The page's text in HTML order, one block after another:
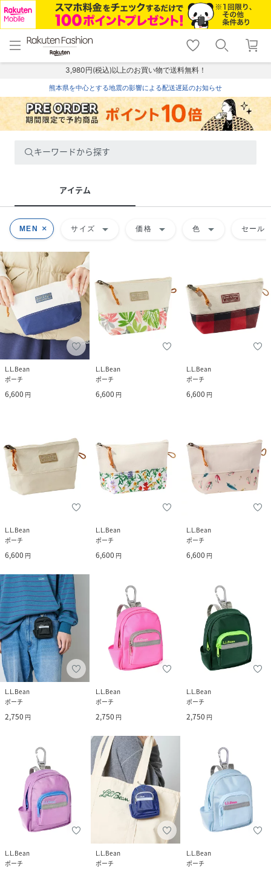
menu home
トップ
shopping_cart lock_outline
ログイン
3,980円(税込)以上のお買い物で送料無料！
熊本県を中心とする地震の影響による配送遅延のお知らせ
キーワードから探す
アイテム
MEN サイズ arrow_drop_down 価格 arrow_drop_down 色 arrow_drop_down セール
L.L.Bean
ポーチ
6,600 円
L.L.Bean
ポーチ
6,600 円
L.L.Bean
ポーチ
6,600 円
L.L.Bean
ポーチ
6,600 円
L.L.Bean
ポーチ
6,600 円
L.L.Bean
ポーチ
6,600 円
L.L.Bean
ポーチ
2,750 円
L.L.Bean
ポーチ
2,750 円
L.L.Bean
ポーチ
2,750 円
L.L.Bean
ポーチ
L.L.Bean
ポーチ
L.L.Bean
ポーチ